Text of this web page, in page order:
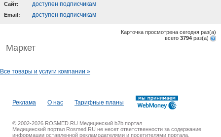
Cайт: доступен подписчикам
Email: доступен подписчикам
Карточка просмотрена сегодня раз(a)
всего 3794 раз(a)
Маркет
Все товары и услуги компании »
Реклама О нас Тарифные планы
© 2002-2026 ROSMED.RU Медицинский b2b портал
Медицинский портал Rosmed.RU не несет ответственности за содержание
информации оставленной рекламодателями и посетителями портала.